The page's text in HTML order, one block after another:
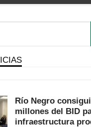
Río Negro
millones del BID
infraestructura